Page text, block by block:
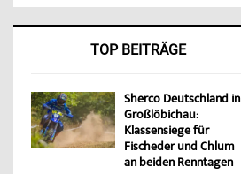
TOP BEITRÄGE
Sherco Deutschland in
Großlöbichau:
Klassensiege für
Fischeder und Chlum
an beiden Renntagen